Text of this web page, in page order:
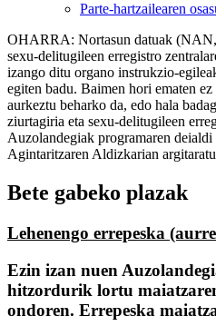
Parte-hartzailearen
OHARRA: Nortasun datuak
sexu-delitugileen erregistro
izango ditu organo instrukzio-
egiten badu. Baimen hori ematen
aurkeztu beharko da, edo hala
ziurtagiria eta sexu-delitugileen
Auzolandegiak programaren
Agintaritzaren Aldizkarian
Bete gabeko plazak
Lehenengo errepeska
Ezin izan nuen
hitzordurik lortu
ondoren. Errepeska